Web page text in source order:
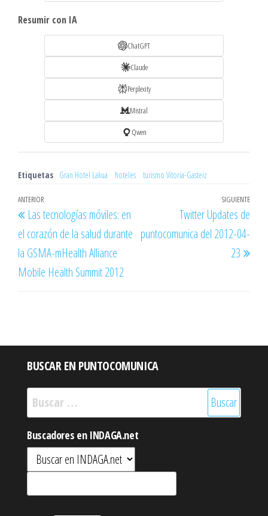
Resumir con IA
ChatGPT
Claude
Perplexity
Mistral
Qwen
Etiquetas Gran Hotel Lakua hoteles turismo Vitoria-Gasteiz
Navegación
de
entradas
Entrada
anterior
ANTERIOR
Las tecnologías móviles: en
el corazón de la salud durante
la GSMA-mHealth Alliance
Mobile Health Summit 2012
SIGUIENTE
Twitter Updates de
puntocomunica del 2012-04-
23
BUSCAR EN PUNTOCOMUNICA
Buscar:
Buscadores en INDAGA.net